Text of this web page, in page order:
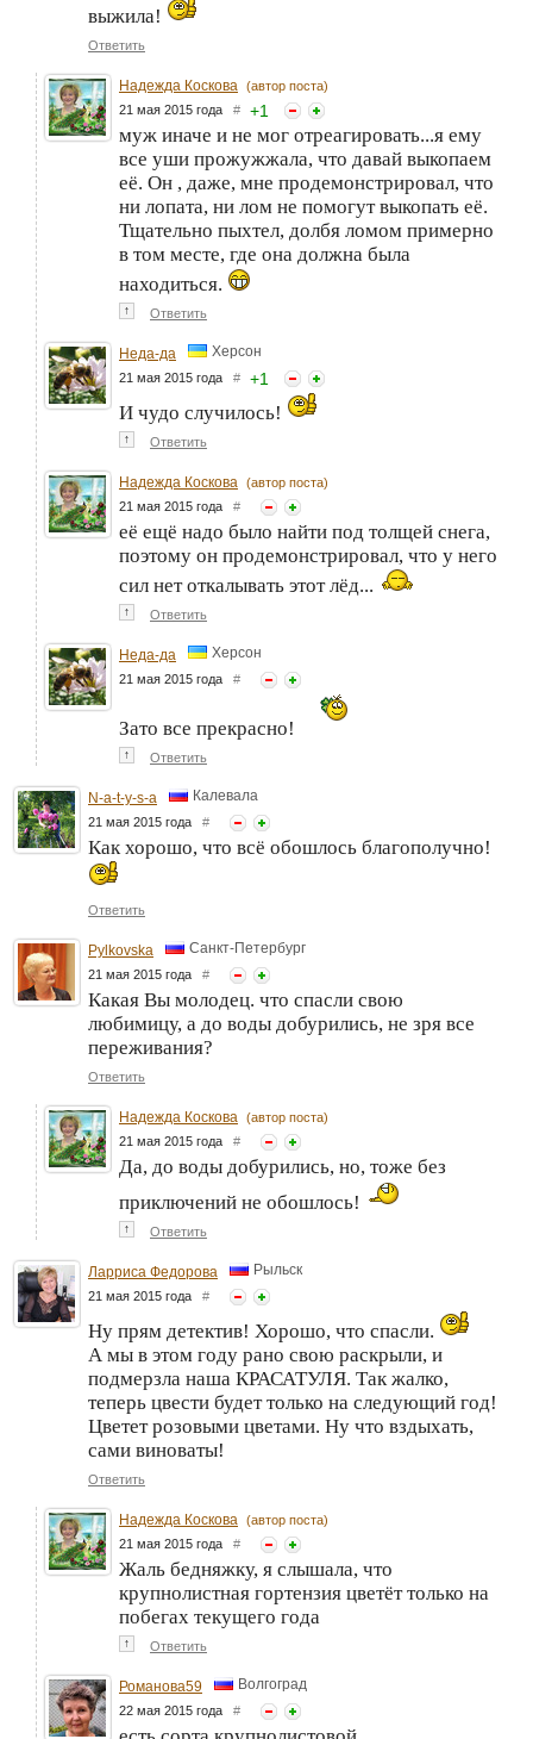
выжила!
Ответить
Надежда Коскова (автор поста)
21 мая 2015 года # +1
муж иначе и не мог отреагировать...я ему
все уши прожужжала, что давай выкопаем
её. Он , даже, мне продемонстрировал, что
ни лопата, ни лом не помогут выкопать её.
Тщательно пыхтел, долбя ломом примерно
в том месте, где она должна была
находиться.
↑ Ответить
Неда-да Херсон
21 мая 2015 года # +1
И чудо случилось!
↑ Ответить
Надежда Коскова (автор поста)
21 мая 2015 года #
её ещё надо было найти под толщей снега,
поэтому он продемонстрировал, что у него
сил нет откалывать этот лёд...
↑ Ответить
Неда-да Херсон
21 мая 2015 года #
Зато все прекрасно!
↑ Ответить
N-a-t-y-s-a Калевала
21 мая 2015 года #
Как хорошо, что всё обошлось благополучно!
Ответить
Pylkovska Санкт-Петербург
21 мая 2015 года #
Какая Вы молодец. что спасли свою
любимицу, а до воды добурились, не зря все
переживания?
Ответить
Надежда Коскова (автор поста)
21 мая 2015 года #
Да, до воды добурились, но, тоже без
приключений не обошлось!
↑ Ответить
Ларриса Федорова Рыльск
21 мая 2015 года #
Ну прям детектив! Хорошо, что спасли.
А мы в этом году рано свою раскрыли, и
подмерзла наша КРАСАТУЛЯ. Так жалко,
теперь цвести будет только на следующий год!
Цветет розовыми цветами. Ну что вздыхать,
сами виноваты!
Ответить
Надежда Коскова (автор поста)
21 мая 2015 года #
Жаль бедняжку, я слышала, что
крупнолистная гортензия цветёт только на
побегах текущего года
↑ Ответить
Романова59 Волгоград
22 мая 2015 года #